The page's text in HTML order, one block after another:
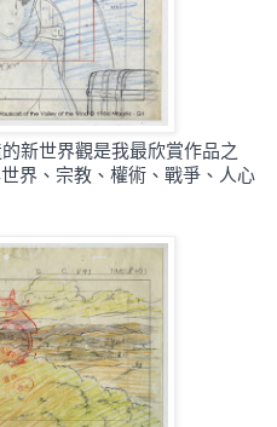
新世界觀是我最欣賞作品之
界、宗教、權術、戰爭、人心